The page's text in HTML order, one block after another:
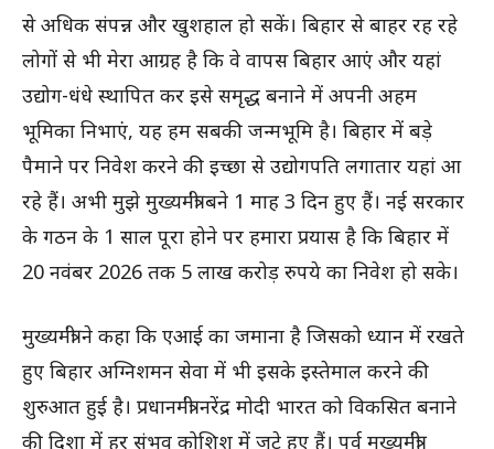
से अधिक संपन्न और खुशहाल हो सकें। बिहार से बाहर रह रहे
लोगों से भी मेरा आग्रह है कि वे वापस बिहार आएं और यहां
उद्योग-धंधे स्थापित कर इसे समृद्ध बनाने में अपनी अहम
भूमिका निभाएं, यह हम सबकी जन्मभूमि है। बिहार में बड़े
पैमाने पर निवेश करने की इच्छा से उद्योगपति लगातार यहां आ
रहे हैं। अभी मुझे मुख्यमंत्री बने 1 माह 3 दिन हुए हैं। नई सरकार
के गठन के 1 साल पूरा होने पर हमारा प्रयास है कि बिहार में
20 नवंबर 2026 तक 5 लाख करोड़ रुपये का निवेश हो सके।
मुख्यमंत्री ने कहा कि एआई का जमाना है जिसको ध्यान में रखते
हुए बिहार अग्निशमन सेवा में भी इसके इस्तेमाल करने की
शुरुआत हुई है। प्रधानमंत्री नरेंद्र मोदी भारत को विकसित बनाने
की दिशा में हर संभव कोशिश में जुटे हुए हैं। पूर्व मुख्यमंत्री